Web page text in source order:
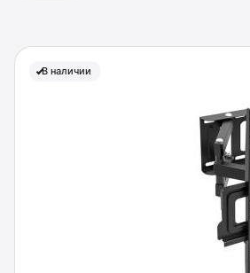
В наличии